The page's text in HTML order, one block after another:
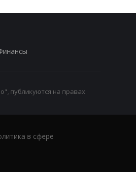
публикуются на правах
в сфере